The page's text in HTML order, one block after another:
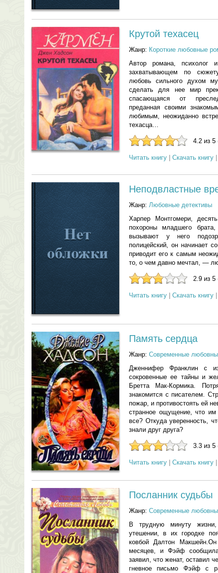
Крутой техасец
Жанр: Короткие любовные
Автор романа, психолог
захватывающем по
любовь сильного духом
сделать для нее мир
спасающаяся от
преданная своими
любимым, неожиданно
техасца…
4.2 из 5
Читать книгу Скачать книгу
Неподвластные
Жанр: Любовные детективы
Харпер Монтгомери,
похороны младшего брата,
вызывают у него
полицейский, он начинает
приводит его к самым
то, о чем давно мечтал, —
2.9 из 5
Читать книгу Скачать книгу
Память сердца
Жанр: Современные
Дженнифер Франклин с
сокровенные ее тайны и
Бретта Мак-Кормика.
знакомится с писателем.
пожар, и противостоять ей
странное ощущение, что им
все? Откуда уверенность,
знали друг друга?
3.3 из 5
Читать книгу Скачать книгу
Посланник судьбы
Жанр: Современные
В трудную минуту
утешении, в их городке
ковбой Далтон
месяцев, и Фэйф
заявил, что женат, оставил
гневное письмо Фэйф с